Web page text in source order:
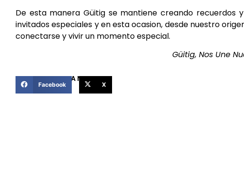
De esta manera Güitig se mantiene creando recuerdos
invitados especiales y en esta ocasion, desde nuestro
conectarse y vivir un momento especial.
Güitig, Nos Une
COMPARTIR ESTA NOTICIA
Facebook X